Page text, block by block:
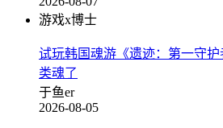
游戏x博士
试玩韩国魂游《遗迹：第一守
类魂了
于鱼er
2026-08-05